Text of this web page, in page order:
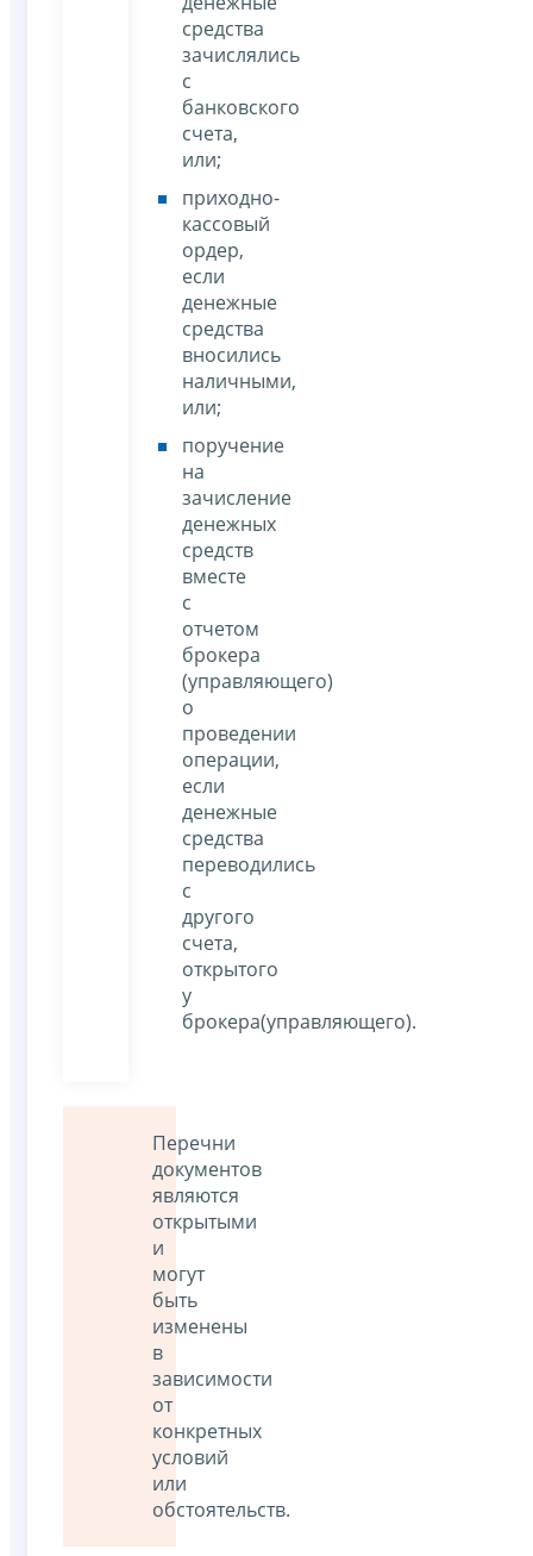
средства
зачислялись
с
банковского
счета,
или;
приходно-
кассовый
ордер,
если
денежные
средства
вносились
наличными,
или;
поручение
на
зачисление
денежных
средств
вместе
с
отчетом
брокера
(управляющего)
о
проведении
операции,
если
денежные
средства
переводились
с
другого
счета,
открытого
у
брокера(управляющего).
Перечни
документов
являются
открытыми
и
могут
быть
изменены
в
зависимости
от
конкретных
условий
или
обстоятельств.